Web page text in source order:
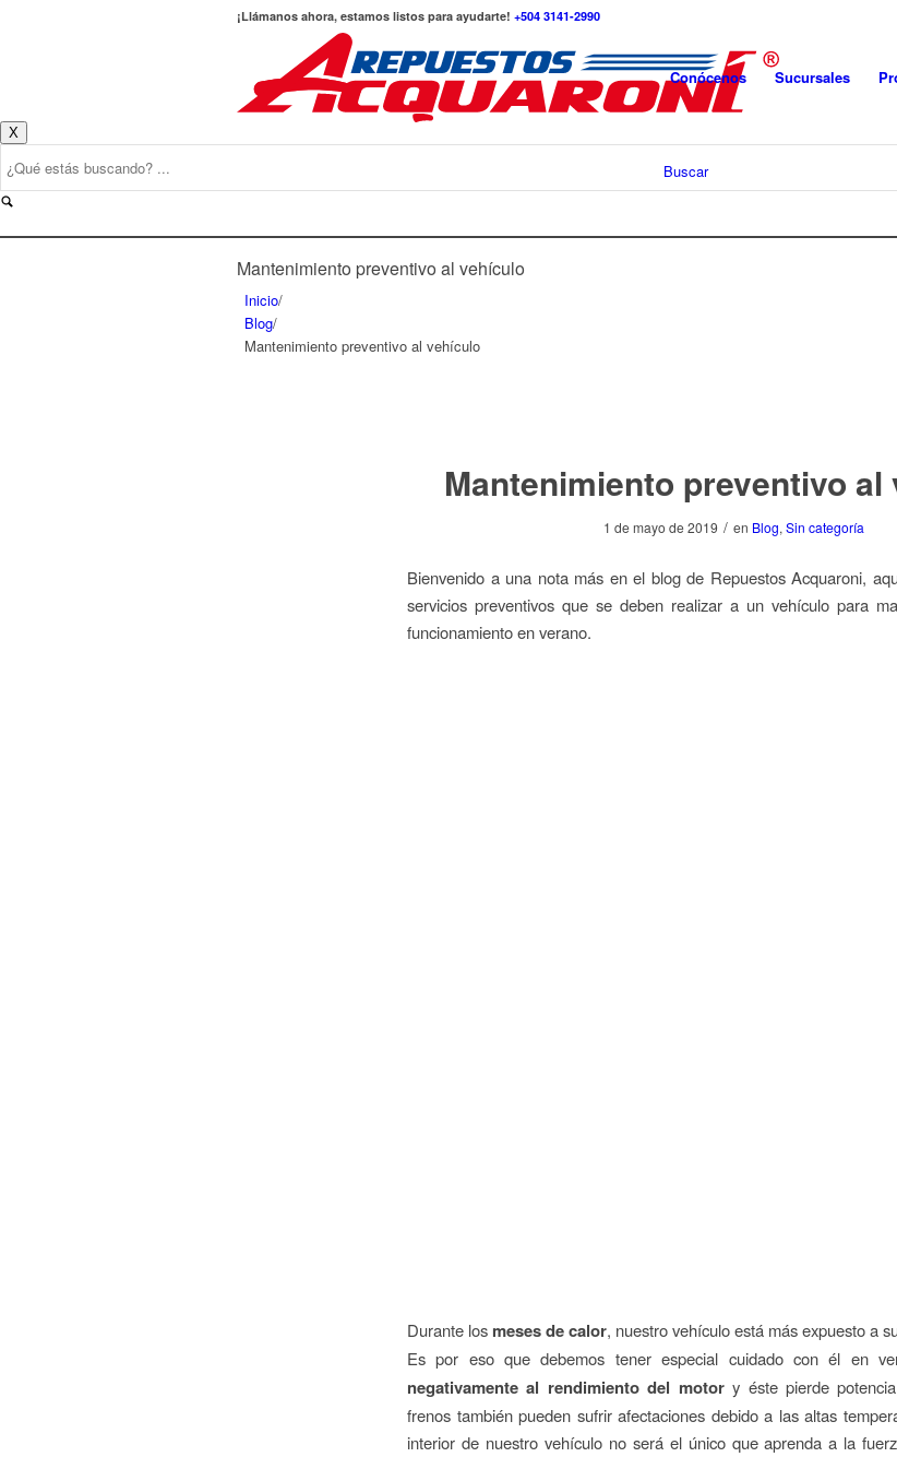
¡Llámanos ahora, estamos listos para ayudarte! +504 3141-2990
Conócenos Sucursales
Buscar
X
Mantenimiento preventivo al vehículo
Inicio/
Blog/
Mantenimiento preventivo al vehículo
Mantenimiento preventivo al
1 de mayo de 2019 / en Blog, Sin categoría
Bienvenido a una nota más en el blog de Repuestos Acquaroni,
servicios preventivos que se deben realizar a un vehículo para
funcionamiento en verano.
Durante los meses de calor, nuestro vehículo está más expuesto a
Es por eso que debemos tener especial cuidado con él en
negativamente al rendimiento del motory éste pierde
frenos también pueden sufrir afectaciones debido a las altas
interior de nuestro vehículo no será el único que aprenda a la